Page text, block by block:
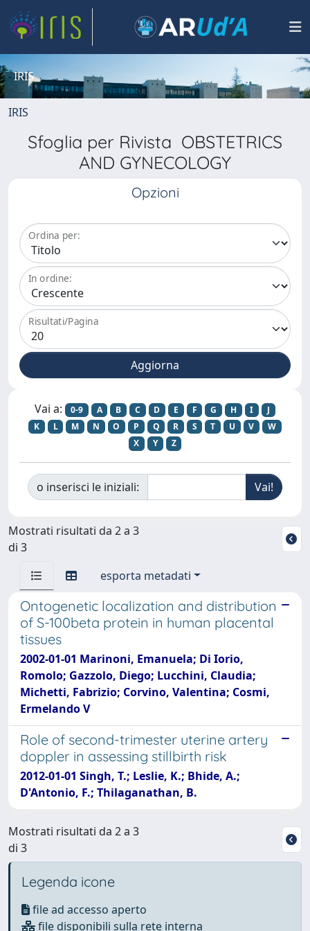
IRIS
IRIS
Sfoglia per Rivista OBSTETRICS
AND GYNECOLOGY
Opzioni
Ordina per:
In ordine:
Risultati/Pagina
Vai a: 0-9 A B C D E F G H I
J
K
L M N O P Q R S T U V
W
X
Y Z
o inserisci le iniziali:
Mostrati risultati da 2 a 3
di 3
esporta metadati
Ontogenetic localization and distribution
of S-100beta protein in human placental
tissues
2002-01-01 Marinoni, Emanuela; Di Iorio,
Romolo; Gazzolo, Diego; Lucchini, Claudia;
Michetti, Fabrizio; Corvino, Valentina; Cosmi,
Ermelando V
Role of second-trimester uterine artery
doppler in assessing stillbirth risk
2012-01-01 Singh, T.; Leslie, K.; Bhide, A.;
D'Antonio, F.; Thilaganathan, B.
Mostrati risultati da 2 a 3
di 3
Legenda icone
file ad accesso aperto
file disponibili sulla rete interna